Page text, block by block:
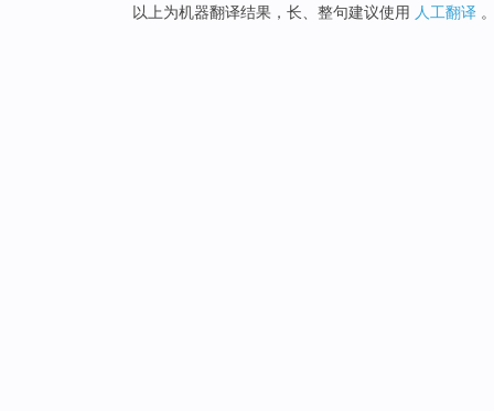
以上为机器翻译结果，长、整句建议使用 人工翻译